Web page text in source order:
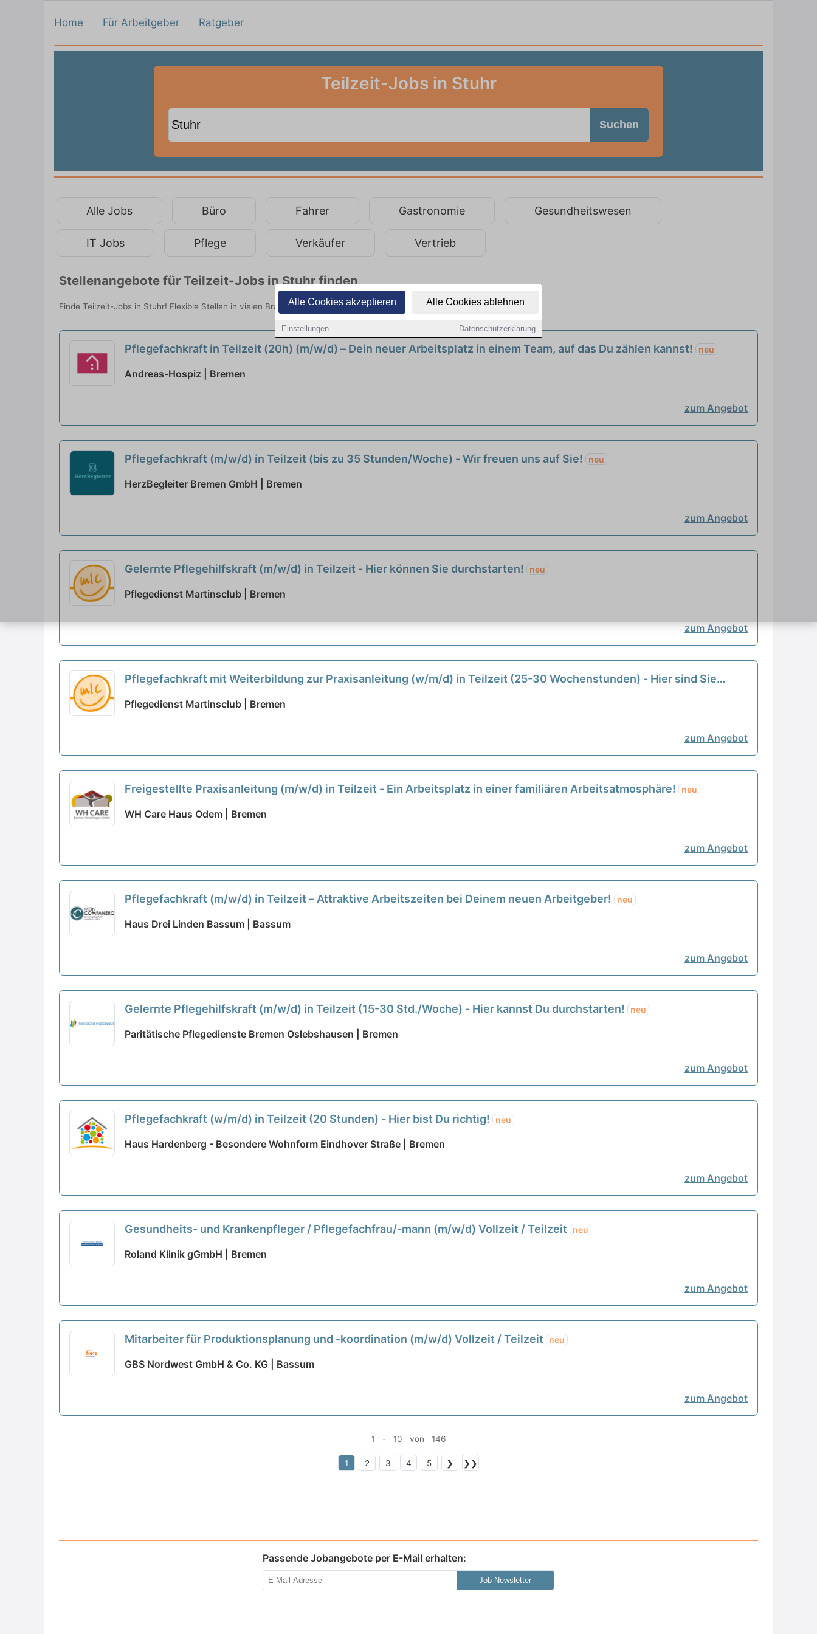
Alle Cookies akzeptieren Alle Cookies ablehnen
Einstellungen Datenschutzerklärung
Home Für Arbeitgeber Ratgeber
Teilzeit-Jobs in Stuhr
Suchen
Alle Jobs Büro Fahrer Gastronomie Gesundheitswesen
IT Jobs Pflege Verkäufer Vertrieb
Stellenangebote für Teilzeit-Jobs in Stuhr finden
Finde Teilzeit-Jobs in Stuhr! Flexible Stellen in vielen Branchen. Jetzt bewerben!
Pflegefachkraft in Teilzeit (20h) (m/w/d) – Dein neuer Arbeitsplatz in einem Team, auf das Du zählen kannst! neu
Andreas-Hospiz | Bremen
zum Angebot
Pflegefachkraft (m/w/d) in Teilzeit (bis zu 35 Stunden/Woche) - Wir freuen uns auf Sie! neu
HerzBegleiter Bremen GmbH | Bremen
zum Angebot
Gelernte Pflegehilfskraft (m/w/d) in Teilzeit - Hier können Sie durchstarten! neu
Pflegedienst Martinsclub | Bremen
zum Angebot
Pflegefachkraft mit Weiterbildung zur Praxisanleitung (w/m/d) in Teilzeit (25-30 Wochenstunden) - Hier sind Sie
Pflegedienst Martinsclub | Bremen
zum Angebot
Freigestellte Praxisanleitung (m/w/d) in Teilzeit - Ein Arbeitsplatz in einer familiären Arbeitsatmosphäre! neu
WH Care Haus Odem | Bremen
zum Angebot
Pflegefachkraft (m/w/d) in Teilzeit – Attraktive Arbeitszeiten bei Deinem neuen Arbeitgeber! neu
Haus Drei Linden Bassum | Bassum
zum Angebot
Gelernte Pflegehilfskraft (m/w/d) in Teilzeit (15-30 Std./Woche) - Hier kannst Du durchstarten! neu
Paritätische Pflegedienste Bremen Oslebshausen | Bremen
zum Angebot
Pflegefachkraft (w/m/d) in Teilzeit (20 Stunden) - Hier bist Du richtig! neu
Haus Hardenberg - Besondere Wohnform Eindhover Straße | Bremen
zum Angebot
Gesundheits- und Krankenpfleger / Pflegefachfrau/-mann (m/w/d) Vollzeit / Teilzeit neu
Roland Klinik gGmbH | Bremen
zum Angebot
Mitarbeiter für Produktionsplanung und -koordination (m/w/d) Vollzeit / Teilzeit neu
GBS Nordwest GmbH & Co. KG | Bassum
zum Angebot
1 - 10 von 146
1 2 3 4 5 ❯ ❯❯
Passende Jobangebote per E-Mail erhalten:
Job Newsletter